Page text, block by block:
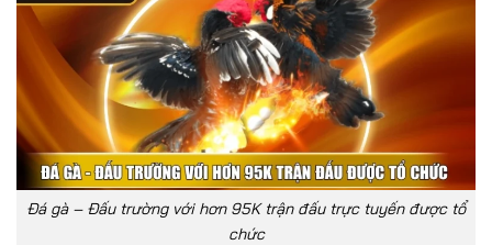
Đá gà – Đấu trường với hơn 95K trận đấu trực tuyến được tổ
chức